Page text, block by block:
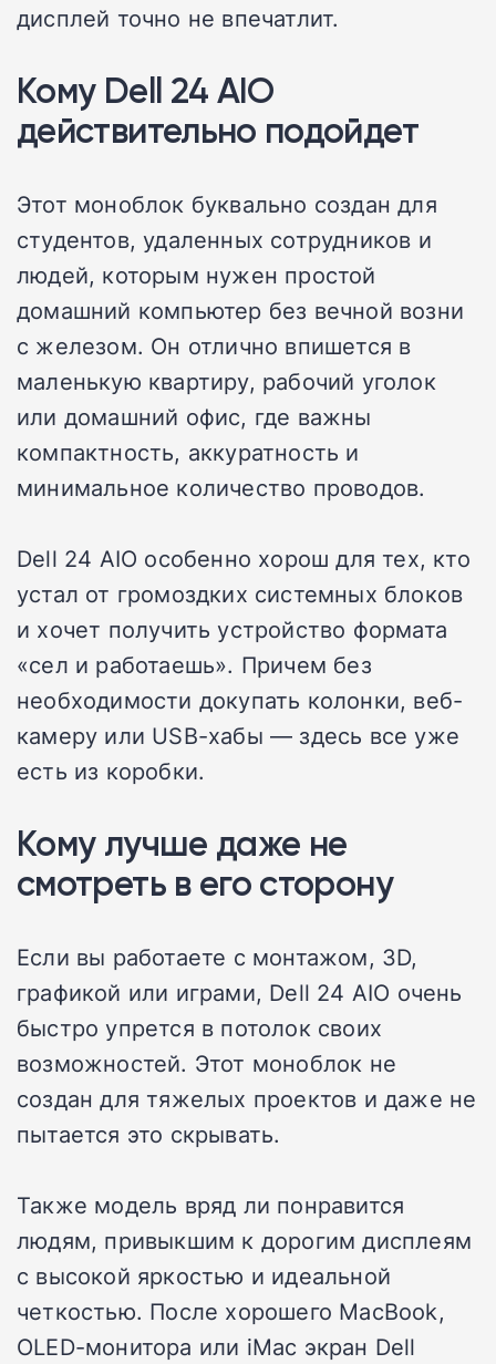
дисплей точно не впечатлит.
Кому Dell 24 AIO
действительно подойдет
Этот моноблок буквально создан для
студентов, удаленных сотрудников и
людей, которым нужен простой
домашний компьютер без вечной возни
с железом. Он отлично впишется в
маленькую квартиру, рабочий уголок
или домашний офис, где важны
компактность, аккуратность и
минимальное количество проводов.
Dell 24 AIO особенно хорош для тех, кто
устал от громоздких системных блоков
и хочет получить устройство формата
«сел и работаешь». Причем без
необходимости докупать колонки, веб-
камеру или USB-хабы — здесь все уже
есть из коробки.
Кому лучше даже не
смотреть в его сторону
Если вы работаете с монтажом, 3D,
графикой или играми, Dell 24 AIO очень
быстро упрется в потолок своих
возможностей. Этот моноблок не
создан для тяжелых проектов и даже не
пытается это скрывать.
Также модель вряд ли понравится
людям, привыкшим к дорогим дисплеям
с высокой яркостью и идеальной
четкостью. После хорошего MacBook,
OLED-монитора или iMac экран Dell